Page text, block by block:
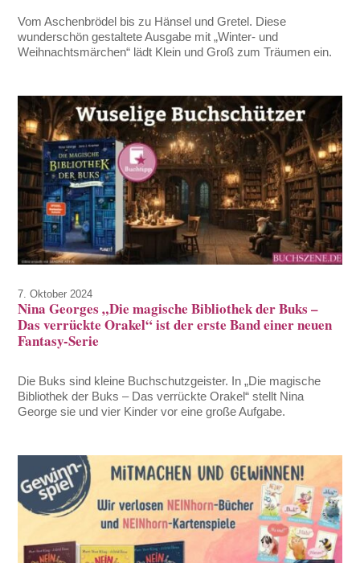
Vom Aschenbrödel bis zu Hänsel und Gretel. Diese
wunderschön gestaltete Ausgabe mit „Winter- und
Weihnachtsmärchen“ lädt Klein und Groß zum Träumen ein.
7. Oktober 2024
Nina Georges „Die magische Bibliothek der Buks –
Das verrückte Orakel“ ist der erste Band einer neuen
Fantasy-Serie
Die Buks sind kleine Buchschutzgeister. In „Die magische
Bibliothek der Buks – Das verrückte Orakel“ stellt Nina
George sie und vier Kinder vor eine große Aufgabe.